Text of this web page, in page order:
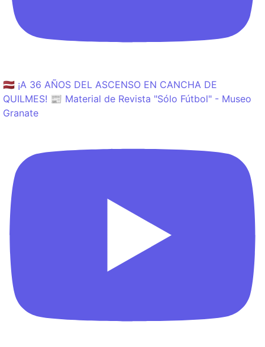
🇱🇻 ¡A 36 AÑOS DEL ASCENSO EN CANCHA DE
QUILMES! 📰 Material de Revista "Sólo Fútbol" - Museo
Granate